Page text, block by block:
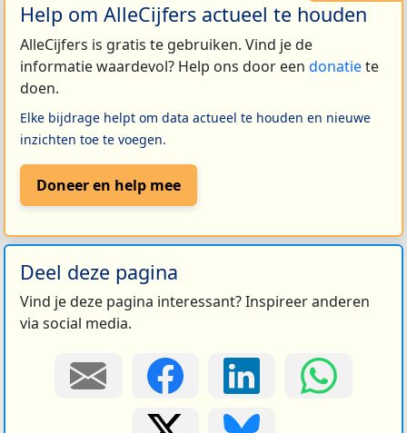
Help om AlleCijfers actueel te houden
AlleCijfers is gratis te gebruiken. Vind je de
informatie waardevol? Help ons door een donatiete
doen.
Elke bijdrage helpt om data actueel te houden en nieuwe
inzichten toe te voegen.
Doneer en help mee
Deel deze pagina
Vind je deze pagina interessant? Inspireer anderen
via social media.